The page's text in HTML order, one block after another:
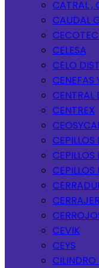
CATRAL ,
CAUDAL
CELESA
CELO
CENEFAS
CENTRAL
CENTREX
CEPILLOS
CEPILLOS
CEVIK
CEYS
CILINDRO